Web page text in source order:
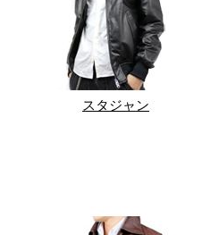
スタジャン